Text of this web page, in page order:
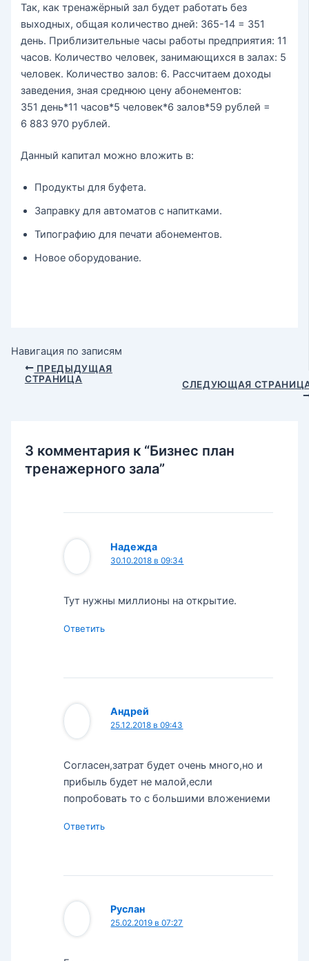
Так, как тренажёрный зал будет работать без
выходных, общая количество дней: 365-14 = 351
день. Приблизительные часы работы предприятия: 11
часов. Количество человек, занимающихся в залах: 5
человек. Количество залов: 6. Рассчитаем доходы
заведения, зная среднюю цену абонементов:
351 день*11 часов*5 человек*6 залов*59 рублей =
6 883 970 рублей.
Данный капитал можно вложить в:
Продукты для буфета.
Заправку для автоматов с напитками.
Типографию для печати абонементов.
Новое оборудование.
Навигация по записям
ПРЕДЫДУЩАЯ
СТРАНИЦА
СЛЕДУЮЩАЯ
3 комментария к “Бизнес план
тренажерного зала”
Надежда
30.10.2018 в 09:34
Тут нужны миллионы на открытие.
Ответить
Андрей
25.12.2018 в 09:43
Согласен,затрат будет очень много,но и
прибыль будет не малой,если
попробовать то с большими вложениеми
Ответить
Руслан
25.02.2019 в 07:27